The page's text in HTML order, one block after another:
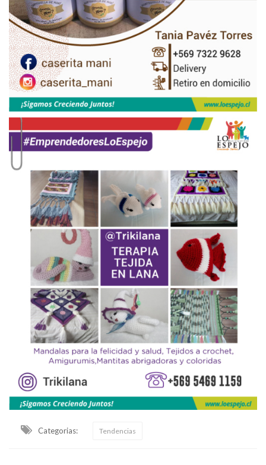
Categorias: Tendencias